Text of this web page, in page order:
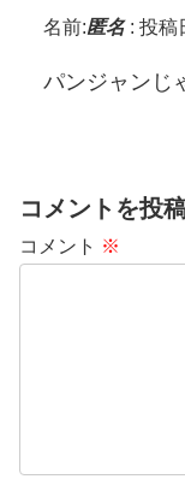
名前:匿名: 投稿
パンジャンじ
コメントを投
コメント ※